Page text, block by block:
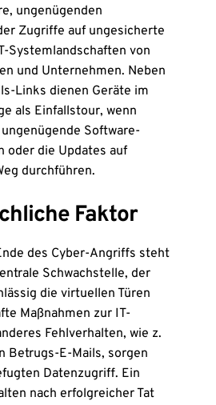
ungenügenden
Zugriffe auf ungesicherte
Systemlandschaften von
und Unternehmen. Neben
Links dienen Geräte im
als Einfallstour, wenn
Software-
oder die Updates auf
durchführen.
Faktor
des Cyber-Angriffs steht
Schwachstelle, der
die virtuellen Türen
Maßnahmen zur IT-
Fehlverhalten, wie z.
Betrugs-E-Mails, sorgen
Datenzugriff. Ein
nach erfolgreicher Tat